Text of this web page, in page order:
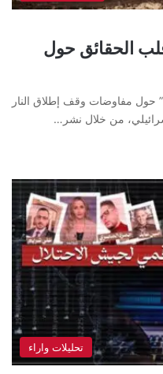
الحقائق حول
حول مفاوضات وقف إطلاق النار
من خلال نشر…
تحليلات واراء